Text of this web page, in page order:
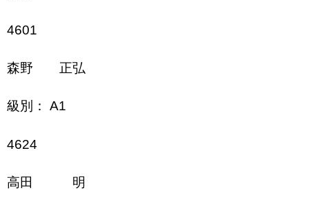
4601
森野 正弘
級別： A1
4624
高田 明